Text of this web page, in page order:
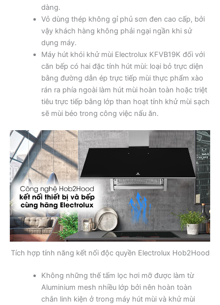
dàng.
Vỏ dùng thép không gỉ phủ sơn đen cao cấp, bởi
vậy khách hàng không phải ngại ngần khi sử
dụng máy.
Máy hút khói khử mùi Electrolux KFVB19K đối với
căn bếp có hai đặc tính hút mùi: loại bỏ trực diện
bằng đường dẫn ép trực tiếp mùi thực phẩm xào
rán ra phía ngoài làm hút mùi hoàn toàn hoặc triệt
tiêu trực tiếp bằng lớp than hoạt tính khử mùi sạch
sẽ mùi béo trong công việc nấu ăn.
Tích hợp tính năng kết nối độc quyền Electrolux Hob2Hood
Không những thế tấm lọc hơi mỡ được làm từ
Aluminium mesh nhiều lớp bởi nên hoàn toàn
chắn linh kiện ở trong máy hút mùi và khử mùi